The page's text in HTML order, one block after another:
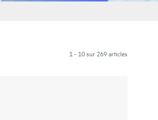
1 - 10 sur 269 articles